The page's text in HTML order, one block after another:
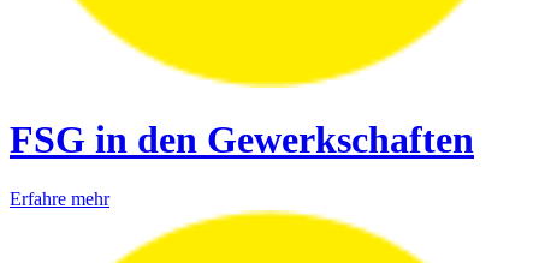
FSG in den Gewerkschaften
Erfahre mehr